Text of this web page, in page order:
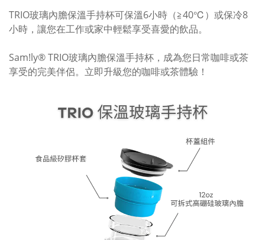
TRIO玻璃內膽保溫手持杯可保溫6小時（≧40℃）或保冷8
小時，讓您在工作或家中輕鬆享受喜愛的飲品。
Sam!ly® TRIO玻璃內膽保溫手持杯，成為您日常咖啡或茶
享受的完美伴侶。立即升級您的咖啡或茶體驗！